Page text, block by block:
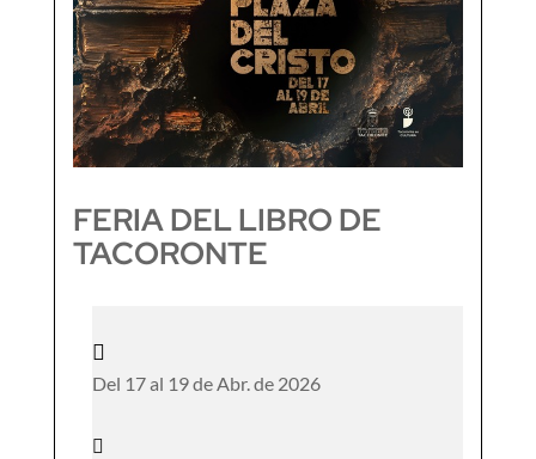
FERIA DEL LIBRO DE
TACORONTE

Del 17 al 19 de Abr. de 2026
